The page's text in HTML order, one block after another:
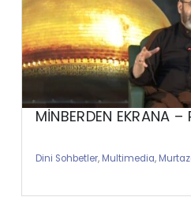
MİNBERDEN EKRANA –
Dini Sohbetler, Multimedia,